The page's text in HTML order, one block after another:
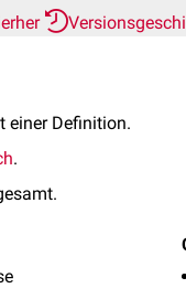
einer Definition.
.